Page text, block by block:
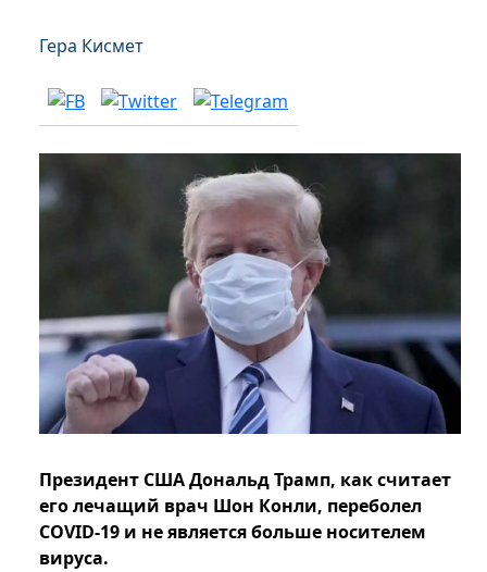
Гера Кисмет
Президент США Дональд Трамп, как считает
его лечащий врач Шон Конли, переболел
COVID-19 и не является больше носителем
вируса.